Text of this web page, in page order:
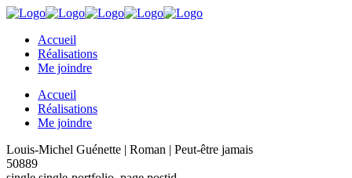
Accueil
Réalisations
Me joindre
Accueil
Réalisations
Me joindre
Louis-Michel Guénette | Roman | Peut-être jamais
50889